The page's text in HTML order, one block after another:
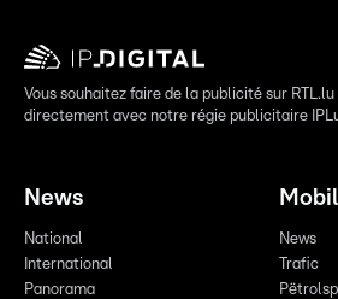
Vous souhaitez faire de la publicité sur
directement avec notre régie publicitaire
News
National
International
Panorama
News
Trafic